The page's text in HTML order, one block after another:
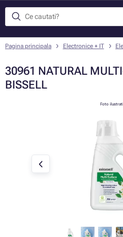
Pagina principala Electronice + IT
30961 NATURAL
BISSELL
Foto